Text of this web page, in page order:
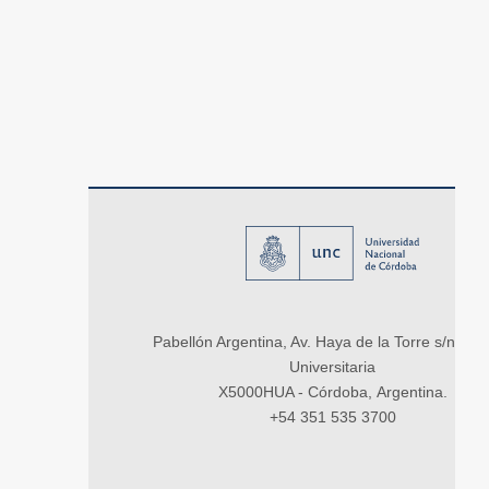
Pabellón Argentina, Av. Haya de la Torre s/n,
Universitaria
X5000HUA - Córdoba, Argentina.
+54 351 535 3700